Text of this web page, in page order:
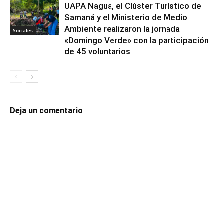
Sociales
UAPA Nagua, el Clúster Turístico de
Samaná y el Ministerio de Medio
Ambiente realizaron la jornada
«Domingo Verde» con la participación
de 45 voluntarios
Deja un comentario